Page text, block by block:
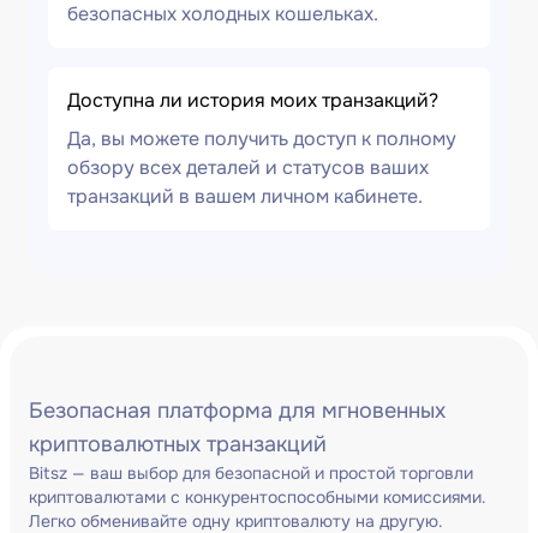
безопасных холодных кошельках.
Доступна ли история моих транзакций?
Да, вы можете получить доступ к полному
обзору всех деталей и статусов ваших
транзакций в вашем личном кабинете.
Безопасная платформа для мгновенных
криптовалютных транзакций
Bitsz — ваш выбор для безопасной и простой торговли
криптовалютами с конкурентоспособными комиссиями.
Легко обменивайте одну криптовалюту на другую.